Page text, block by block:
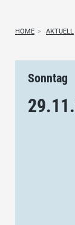
HOME > AKTUELL
Sonntag
29.11.